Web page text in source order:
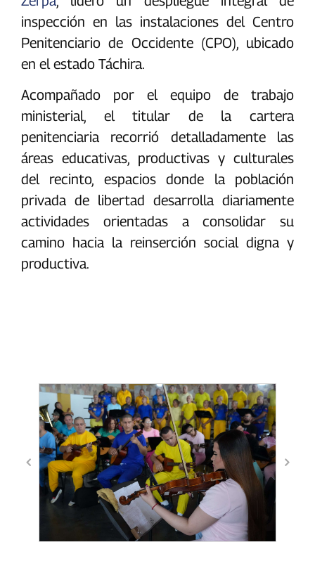
inspección en las instalaciones del Centro
Penitenciario de Occidente (CPO), ubicado
en el estado Táchira.
Acompañado por el equipo de trabajo
ministerial, el titular de la cartera
penitenciaria recorrió detalladamente las
áreas educativas, productivas y culturales
del recinto, espacios donde la población
privada de libertad desarrolla diariamente
actividades orientadas a consolidar su
camino hacia la reinserción social digna y
productiva.